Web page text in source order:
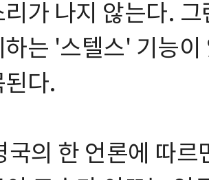
가 나지 않는다.
하는 '스텔스' 기능
다.
국의 한 언론에 따